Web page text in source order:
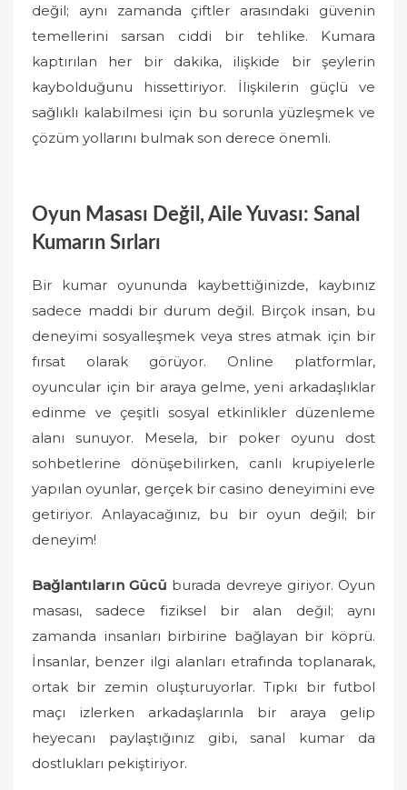
değil; aynı zamanda çiftler arasındaki güvenin
temellerini sarsan ciddi bir tehlike. Kumara
kaptırılan her bir dakika, ilişkide bir şeylerin
kaybolduğunu hissettiriyor. İlişkilerin güçlü ve
sağlıklı kalabilmesi için bu sorunla yüzleşmek ve
çözüm yollarını bulmak son derece önemli.
Oyun Masası Değil, Aile Yuvası: Sanal
Kumarın Sırları
Bir kumar oyununda kaybettiğinizde, kaybınız
sadece maddi bir durum değil. Birçok insan, bu
deneyimi sosyalleşmek veya stres atmak için bir
fırsat olarak görüyor. Online platformlar,
oyuncular için bir araya gelme, yeni arkadaşlıklar
edinme ve çeşitli sosyal etkinlikler düzenleme
alanı sunuyor. Mesela, bir poker oyunu dost
sohbetlerine dönüşebilirken, canlı krupiyelerle
yapılan oyunlar, gerçek bir casino deneyimini eve
getiriyor. Anlayacağınız, bu bir oyun değil; bir
deneyim!
Bağlantıların Gücü burada devreye giriyor. Oyun
masası, sadece fiziksel bir alan değil; aynı
zamanda insanları birbirine bağlayan bir köprü.
İnsanlar, benzer ilgi alanları etrafında toplanarak,
ortak bir zemin oluşturuyorlar. Tıpkı bir futbol
maçı izlerken arkadaşlarınla bir araya gelip
heyecanı paylaştığınız gibi, sanal kumar da
dostlukları pekiştiriyor.